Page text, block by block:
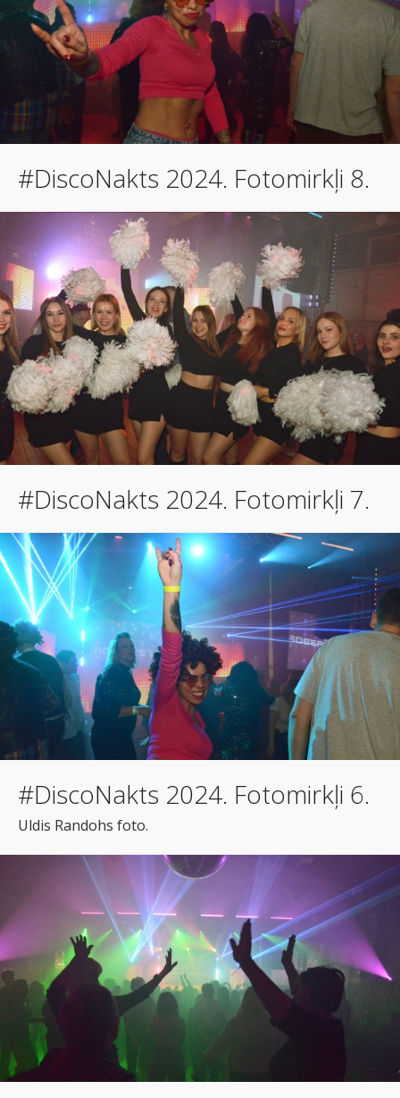
#DiscoNakts 2024. Fotomirkļi 8.
#DiscoNakts 2024. Fotomirkļi 7.
#DiscoNakts 2024. Fotomirkļi 6.
Uldis Randohs foto.